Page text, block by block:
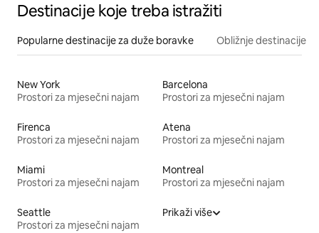
Destinacije koje treba istražiti
Popularne destinacije za duže boravke Obližnje destinacije
New York
Prostori za mjesečni najam
Barcelona
Prostori za mjesečni najam
Firenca
Prostori za mjesečni najam
Atena
Prostori za mjesečni najam
Miami
Prostori za mjesečni najam
Montreal
Prostori za mjesečni najam
Seattle
Prostori za mjesečni najam
Prikaži više